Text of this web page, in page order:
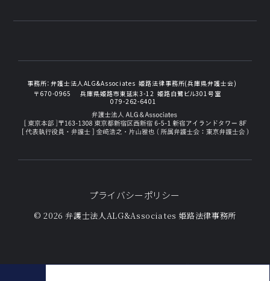
相続財産調査 コラム一覧
事務所：弁護士法人ALG&Associates 姫路法律事務所(兵庫県弁護士会)
〒670-0965
兵庫県姫路市東延末3-12 姫路白鷺ビル301号室
079-262-6401
プライバシーポリシー
© 2026 弁護士法人ALG&Associates 姫路法律事務所